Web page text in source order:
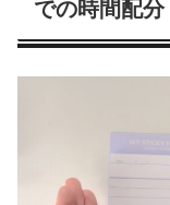
での時間配分